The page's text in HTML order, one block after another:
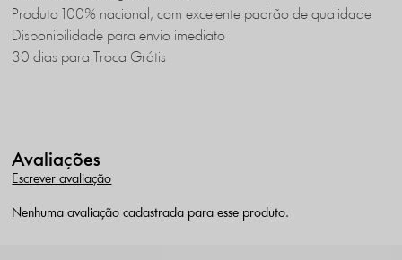
Produto 100% nacional, com excelente padrão de qualidade
Disponibilidade para envio imediato
30 dias para Troca Grátis
Avaliações
Escrever avaliação
Nenhuma avaliação cadastrada para esse produto.